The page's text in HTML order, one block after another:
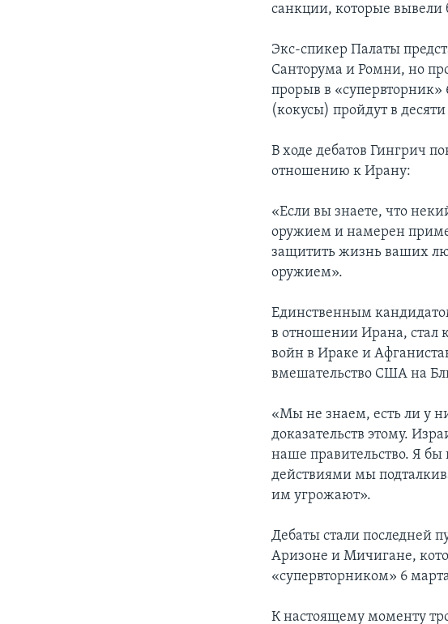
санкции, которые вывели
Экс-спикер Палаты
Санторума и Ромни, но
прорыв в
(кокусы) пройдут в
В ходе дебатов Гингрич
отношению к Ирану:
«Если вы знаете, что
оружием и намерен
защитить жизнь ваших
оружием».
Единственным
в отношении Ирана, стал
войн в Ираке и
вмешательство США на
«Мы не знаем, есть ли у
доказательств этому.
наше правительство. Я
действиями мы
им угрожают».
Дебаты стали последней
Аризоне и Мичигане,
«супервторником» 6
К настоящему моменту